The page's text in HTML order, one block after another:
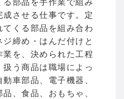
る部品を手作業で組み
させる仕事です。定
くる部品を組み合わ
締め・はんだ付けと
業を、決められた工程
う商品は職場によっ
車部品、電子機器、
、食品、おもちゃ、